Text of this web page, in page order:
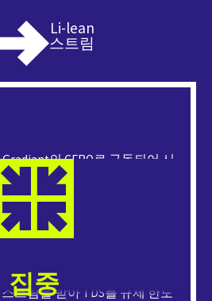
Li-lean
스트림
집중
의 CFRO로 구동되어 시
하고 열 프로세스보다 훨씬 적
지를 소비합니다.
한 스트림을 받아 배터리 등급
한 수준까지 농축하여 변환 단
트림을 받아 TDS를 규제 한도